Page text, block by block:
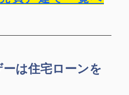
は住宅ローンを